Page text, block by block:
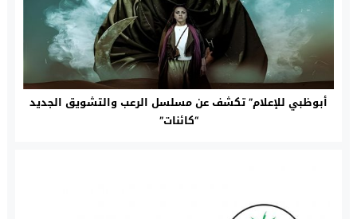
أبوظبي للإعلام” تكشف عن مسلسل الرعب والتشويق الجديد
“كائنات”